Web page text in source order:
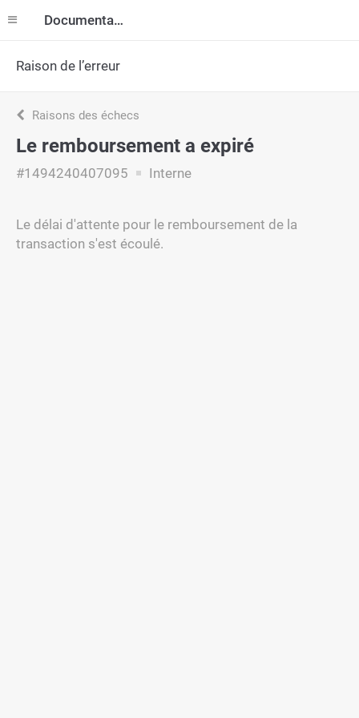
Documentation
Raison de l’erreur
Raisons des échecs
Le remboursement a expiré
#1494240407095 Interne
Le délai d'attente pour le remboursement de la
transaction s'est écoulé.